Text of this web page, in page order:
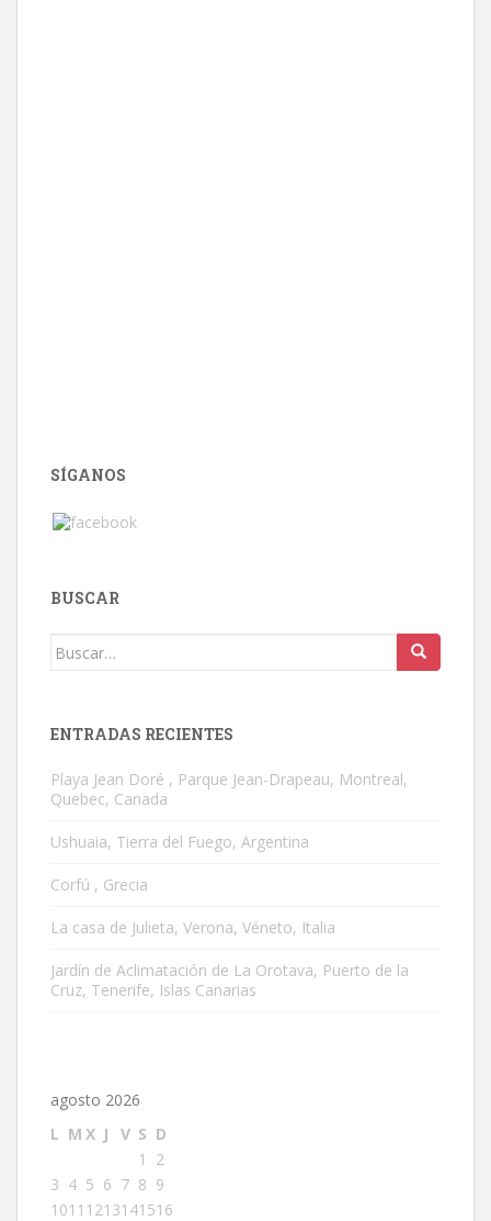
SÍGANOS
BUSCAR
Buscar:
ENTRADAS RECIENTES
Playa Jean Doré , Parque Jean-Drapeau, Montreal,
Quebec, Canada
Ushuaia, Tierra del Fuego, Argentina
Corfú , Grecia
La casa de Julieta, Verona, Véneto, Italia
Jardín de Aclimatación de La Orotava, Puerto de la
Cruz, Tenerife, Islas Canarias
agosto 2026
L M X J V S D
1
2
3 4 5 6 7 8 9
1011 1213141516